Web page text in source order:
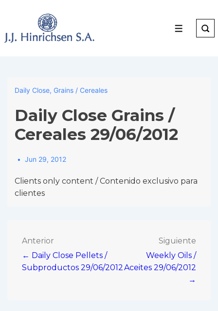
Main
Menu
Daily Close, Grains / Cereales
Daily Close Grains /
Cereales 29/06/2012
Jun 29, 2012
Clients only content / Contenido exclusivo para
clientes
Navegación
de
Anterior
← Daily Close Pellets /
Subproductos 29/06/2012
Siguiente
Weekly Oils /
Aceites 29/06/2012
→